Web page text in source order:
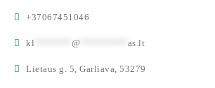
+37067451046
kl @ as.lt
Lietaus g. 5, Garliava, 53279